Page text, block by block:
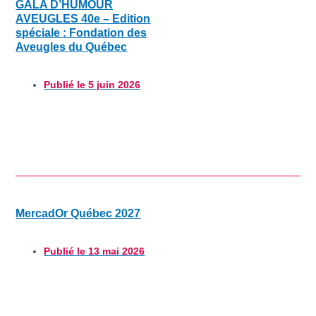
GALA D’HUMOUR
AVEUGLES 40e – Edition
spéciale : Fondation des
Aveugles du Québec
Publié le 5 juin 2026
MercadOr Québec 2027
Publié le 13 mai 2026